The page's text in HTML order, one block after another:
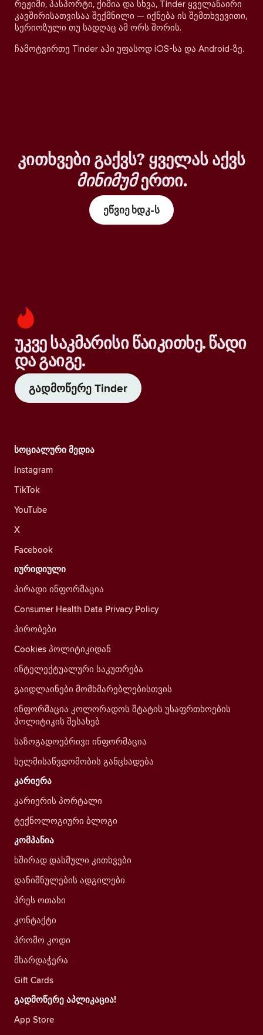
რეჟიმი, პასპორტი, ქიმია და სხვა, Tinder ყველანაირი
კავშირისათვისაა შექმნილი — იქნება ის შემთხვევითი,
სერიოზული თუ სადღაც ამ ორს შორის.
ჩამოტვირთე Tinder აპი უფასოდ iOS-სა და Android-ზე.
კითხვები გაქვს? ყველას აქვს
მინიმუმერთი.
ეწვიე ხდკ-ს
უკვე საკმარისი წაიკითხე. წადი
და გაიგე.
გადმოწერე Tinder
სოციალური მედია
Instagram
TikTok
YouTube
X
Facebook
იურიდიული
პირადი ინფორმაცია
Consumer Health Data Privacy Policy
პირობები
Cookies პოლიტიკიდან
ინტელექტუალური საკუთრება
გაიდლაინები მომხმარებლებისთვის
ინფორმაცია კოლორადოს შტატის უსაფრთხოების
პოლიტიკის შესახებ
საზოგადოებრივი ინფორმაცია
ხელმისაწვდომობის განცხადება
კარიერა
კარიერის პორტალი
ტექნოლოგიური ბლოგი
კომპანია
ხშირად დასმული კითხვები
დანიშნულების ადგილები
პრეს ოთახი
კონტაქტი
პრომო კოდი
მხარდაჭერა
Gift Cards
გადმოწერე აპლიკაცია!
App Store